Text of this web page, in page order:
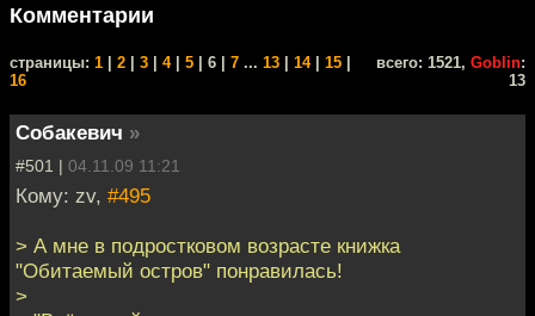
Комментарии
cтраницы: 1 2 3 4| 5 | 6 | 7 ... 13 14| 15
16
всего: 1521, Goblin:
13
Собакевич »
#501 | 04.11.09 11:21
Кому: zv, #495
> А мне в подростковом возрасте книжка
"Обитаемый остров" понравилась!
>